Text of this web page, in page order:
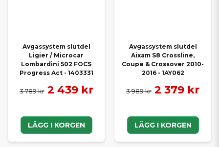
Avgassystem slutdel
Ligier / Microcar
Lombardini 502 FOCS
Progress Act - 1403331
3 789 kr 2 439 kr
LÄGG I KORGEN
Avgassystem slutdel
Aixam S8 Crossline,
Coupe & Crossover 2010-
2016 - 1AY062
3 989 kr 2 379 kr
LÄGG I KORGEN